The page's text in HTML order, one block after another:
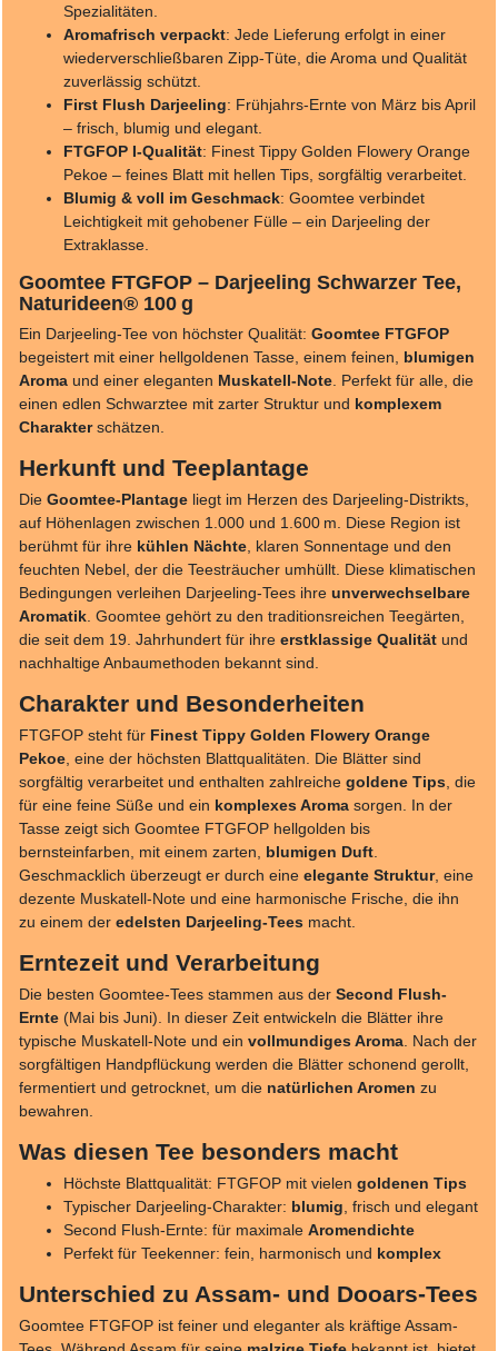
Spezialitäten.
Aromafrisch verpackt: Jede Lieferung erfolgt in einer
wiederverschließbaren Zipp-Tüte, die Aroma und Qualität
zuverlässig schützt.
First Flush Darjeeling: Frühjahrs-Ernte von März bis April
– frisch, blumig und elegant.
FTGFOP I-Qualität: Finest Tippy Golden Flowery Orange
Pekoe – feines Blatt mit hellen Tips, sorgfältig verarbeitet.
Blumig & voll im Geschmack: Goomtee verbindet
Leichtigkeit mit gehobener Fülle – ein Darjeeling der
Extraklasse.
Goomtee FTGFOP – Darjeeling Schwarzer Tee,
Naturideen® 100 g
Ein Darjeeling-Tee von höchster Qualität: Goomtee FTGFOP
begeistert mit einer hellgoldenen Tasse, einem feinen, blumigen
Aroma und einer eleganten Muskatell-Note . Perfekt für alle, die
einen edlen Schwarztee mit zarter Struktur und komplexem
Charakterschätzen.
Herkunft und Teeplantage
Die Goomtee-Plantage liegt im Herzen des Darjeeling-Distrikts,
auf Höhenlagen zwischen 1.000 und 1.600 m. Diese Region ist
berühmt für ihre kühlen Nächte , klaren Sonnentage und den
feuchten Nebel, der die Teesträucher umhüllt. Diese klimatischen
Bedingungen verleihen Darjeeling-Tees ihre unverwechselbare
Aromatik . Goomtee gehört zu den traditionsreichen Teegärten,
die seit dem 19. Jahrhundert für ihre erstklassige Qualität und
nachhaltige Anbaumethoden bekannt sind.
Charakter und Besonderheiten
FTGFOP steht für Finest Tippy Golden Flowery Orange
Pekoe , eine der höchsten Blattqualitäten. Die Blätter sind
sorgfältig verarbeitet und enthalten zahlreiche goldene Tips , die
für eine feine Süße und ein komplexes Aroma sorgen. In der
Tasse zeigt sich Goomtee FTGFOP hellgolden bis
bernsteinfarben, mit einem zarten, blumigen Duft
Geschmacklich überzeugt er durch eine elegante Struktur, eine
dezente Muskatell-Note und eine harmonische Frische, die ihn
zu einem der edelsten Darjeeling-Tees macht.
Erntezeit und Verarbeitung
Die besten Goomtee-Tees stammen aus der Second Flush-
Ernte (Mai bis Juni). In dieser Zeit entwickeln die Blätter ihre
typische Muskatell-Note und ein vollmundiges Aroma . Nach der
sorgfältigen Handpflückung werden die Blätter schonend gerollt,
fermentiert und getrocknet, um die natürlichen Aromen zu
bewahren.
Was diesen Tee besonders macht
Höchste Blattqualität: FTGFOP mit vielen goldenen Tips
Typischer Darjeeling-Charakter: blumig , frisch und elegant
Second Flush-Ernte: für maximale Aromendichte
Perfekt für Teekenner: fein, harmonisch und komplex
Unterschied zu Assam- und Dooars-Tees
Goomtee FTGFOP ist feiner und eleganter als kräftige Assam-